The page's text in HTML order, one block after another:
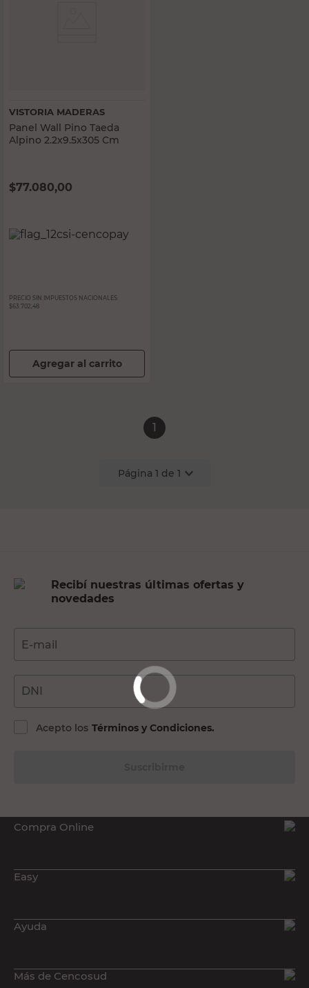
VISTORIA MADERAS
Panel Wall Pino Taeda
Alpino 2.2x9.5x305 Cm
$77.080,00
PRECIO SIN IMPUESTOS NACIONALES:
$63.702,48
Agregar al carrito
1
Página 1 de 1
Recibí nuestras últimas ofertas y
novedades
E-mail
DNI
Acepto los Términos y Condiciones.
Compra Online
Easy
Ayuda
Más de Cencosud